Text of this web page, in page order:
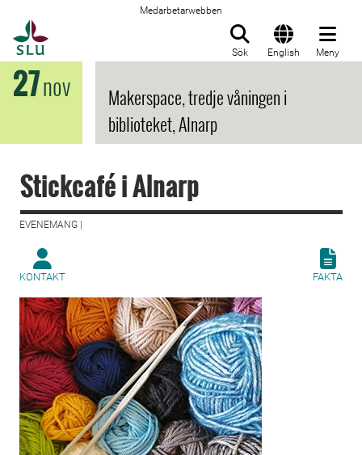
Medarbetarwebben
Sök English Meny
27nov
Makerspace, tredje våningen i
biblioteket, Alnarp
Stickcafé i Alnarp
EVENEMANG |
KONTAKT FAKTA